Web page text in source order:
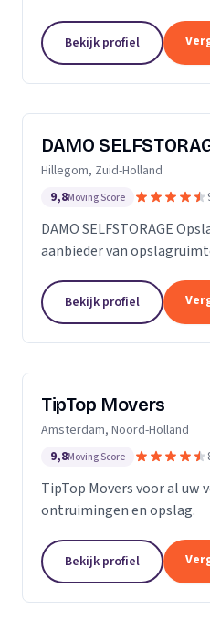
partner. Klanttevredenheid
staat...
Bekijk profiel
DAMO
Hillegom, Zuid-Holland
9,8Moving Score
DAMO SELFSTORAGE
aanbieder van
Bekijk profiel
TipTop Movers
Amsterdam, Noord-Holland
9,8Moving Score
TipTop Movers voor al uw
ontruimingen en opslag.
Bekijk profiel